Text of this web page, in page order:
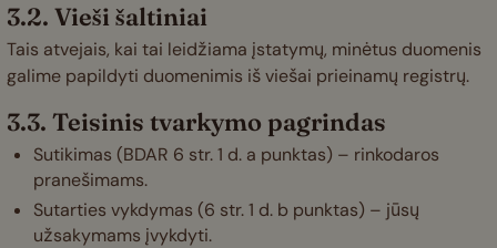
3.2. Vieši šaltiniai
Tais atvejais, kai tai leidžiama įstatymų, minėtus duomenis
galime papildyti duomenimis iš viešai prieinamų registrų.
3.3. Teisinis tvarkymo pagrindas
Sutikimas (BDAR 6 str. 1 d. a punktas) – rinkodaros
pranešimams.
Sutarties vykdymas (6 str. 1 d. b punktas) – jūsų
užsakymams įvykdyti.